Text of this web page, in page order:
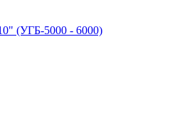
(УГБ-5000 - 6000)